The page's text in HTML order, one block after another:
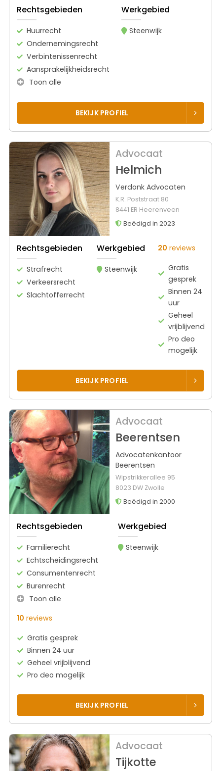
Rechtsgebieden
Huurrecht
Ondernemingsrecht
Verbintenissenrecht
Aansprakelijkheidsrecht
Toon alle
Werkgebied
Steenwijk
BEKIJK PROFIEL
Advocaat
Helmich
Verdonk Advocaten
K.R. Poststraat 80
8441 ER Heerenveen
Beëdigd in 2023
Rechtsgebieden
Strafrecht
Verkeersrecht
Slachtofferrecht
Werkgebied
Steenwijk
20 reviews
Gratis
gesprek
Binnen 24
uur
Geheel
vrijblijvend
Pro deo
mogelijk
BEKIJK PROFIEL
Advocaat
Beerentsen
Advocatenkantoor
Beerentsen
Wipstrikkerallee 95
8023 DW Zwolle
Beëdigd in 2000
Rechtsgebieden
Familierecht
Echtscheidingsrecht
Consumentenrecht
Burenrecht
Toon alle
Werkgebied
Steenwijk
10 reviews
Gratis gesprek
Binnen 24 uur
Geheel vrijblijvend
Pro deo mogelijk
BEKIJK PROFIEL
Advocaat
Tijkotte